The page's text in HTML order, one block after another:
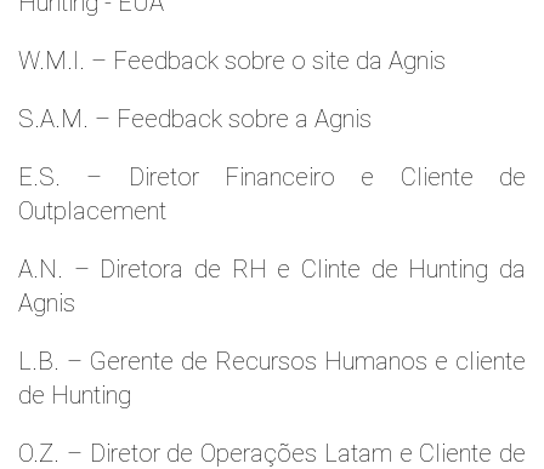
W.M.l. – Feedback sobre o site da Agnis
S.A.M. – Feedback sobre a Agnis
E.S. – Diretor Financeiro e Cliente de
Outplacement
A.N. – Diretora de RH e Clinte de Hunting da
Agnis
L.B. – Gerente de Recursos Humanos e cliente
de Hunting
O.Z. – Diretor de Operações Latam e Cliente de